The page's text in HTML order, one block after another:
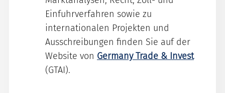
Einfuhrverfahren sowie zu
internationalen Projekten und
Ausschreibungen finden Sie auf der
Website von Germany Trade & Invest
(GTAI).